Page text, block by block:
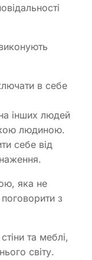
в себе
на інших людей
людиною.
себе від
яка не
з
та меблі,
світу.